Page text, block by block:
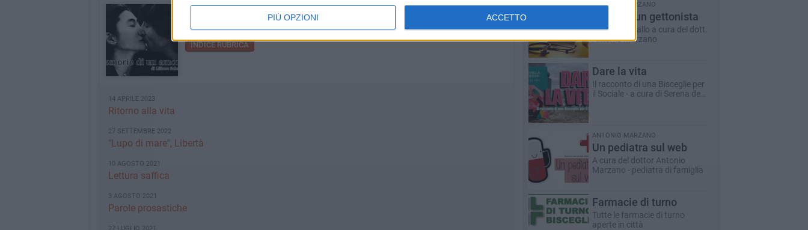
PIÙ OPZIONI ACCETTO
Memorie di un amore
Le poesie di Liliana Salerno su BisceglieViva
INDICE RUBRICA
14 APRILE 2023
Ritorno alla vita
27 SETTEMBRE 2022
"Lupo di mare", Libertà
10 AGOSTO 2021
Lettura saffica
3 AGOSTO 2021
Parole prosastiche
27 LUGLIO 2021
ANTONIO MARZANO
Morte di un gettonista
Racconto giallo a cura del dott.
Antonio Marzano
Dare la vita
Il racconto di una Bisceglie per
il Sociale - a cura di Serena de
ANTONIO MARZANO
Un pediatra sul web
A cura del dottor Antonio
Marzano - pediatra di famiglia
Farmacie di turno
Tutte le farmacie di turno
aperte in città